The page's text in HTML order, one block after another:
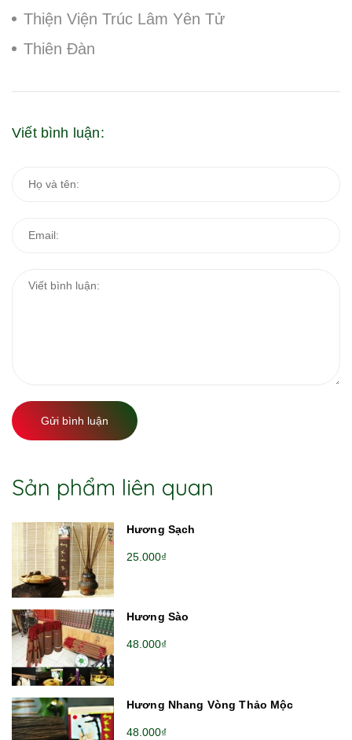
Thiện Viện Trúc Lâm Yên Tử
Thiên Đàn
Viết bình luận:
Gửi bình luận
Sản phẩm liên quan
Hương Sạch
25.000₫
Hương Sào
48.000₫
Hương Nhang Vòng Thảo Mộc
48.000₫